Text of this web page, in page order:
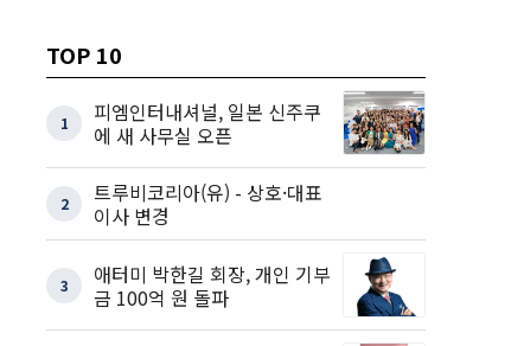
TOP 10
1
피엠인터내셔널, 일본 신주쿠
에 새 사무실 오픈
2
트루비코리아(유) - 상호·대표
이사 변경
3
애터미 박한길 회장, 개인 기부
금 100억 원 돌파